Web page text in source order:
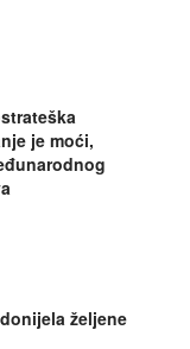
je moći,
željene